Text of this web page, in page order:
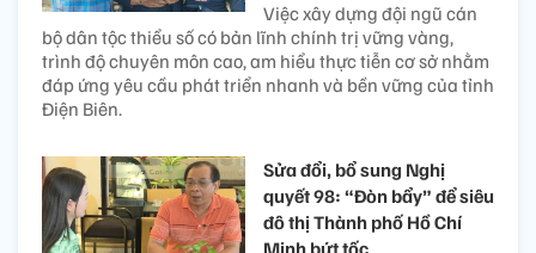
Việc xây dựng đội ngũ cán
bộ dân tộc thiểu số có bản lĩnh chính trị vững vàng,
trình độ chuyên môn cao, am hiểu thực tiễn cơ sở nhằm
đáp ứng yêu cầu phát triển nhanh và bền vững của tỉnh
Điện Biên.
Sửa đổi, bổ sung Nghị
quyết 98: “Đòn bẩy” để siêu
đô thị Thành phố Hồ Chí
Minh bứt tốc